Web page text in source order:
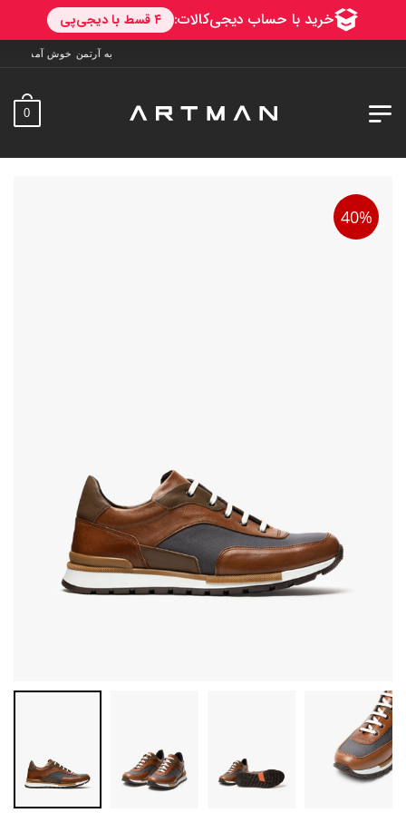
به آرتمن خوش آمدید. ارسال به سراسر ایران. 7 روز فرصت
0
40%